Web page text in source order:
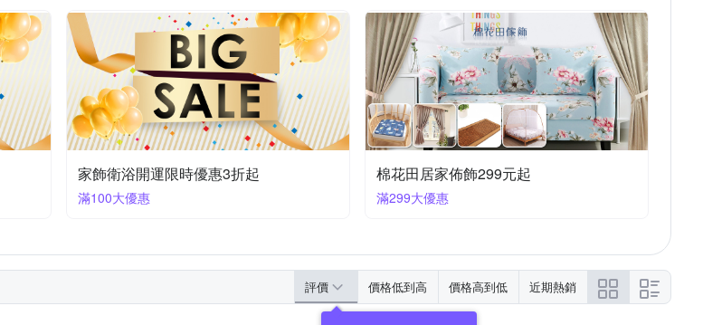
家飾衛浴開運限時優惠3折起
滿100大優惠
棉花田居家佈飾299元起
滿299大優惠
評價 價格低到高 價格高到低 近期熱銷